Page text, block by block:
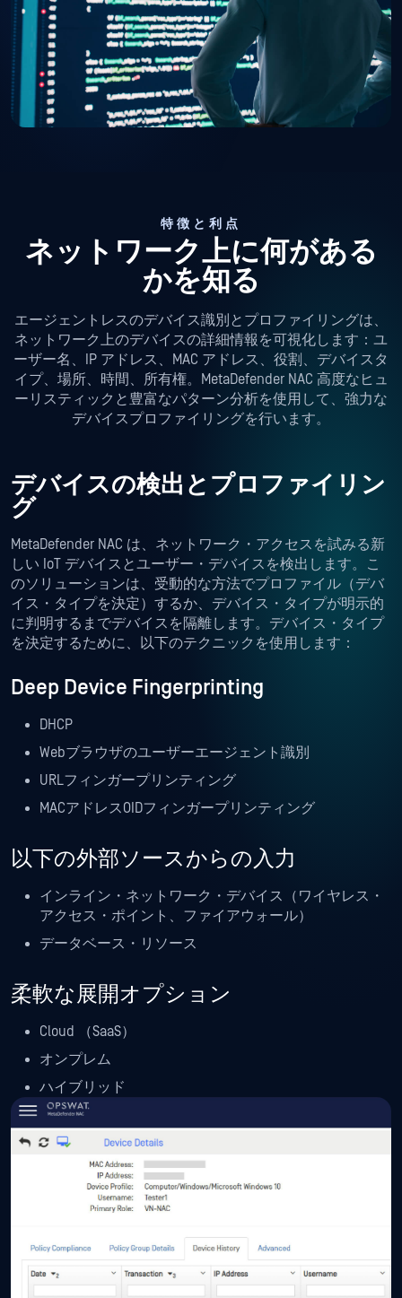
特徴と利点
ネットワーク上に何がある
かを知る
エージェントレスのデバイス識別とプロファイリングは、
ネットワーク上のデバイスの詳細情報を可視化します：ユ
ーザー名、IP アドレス、MAC アドレス、役割、デバイスタ
イプ、場所、時間、所有権。MetaDefender NAC 高度なヒュ
ーリスティックと豊富なパターン分析を使用して、強力な
デバイスプロファイリングを行います。
デバイスの検出とプロファイリン
グ
MetaDefender NAC は、ネットワーク・アクセスを試みる新
しい IoT デバイスとユーザー・デバイスを検出します。こ
のソリューションは、受動的な方法でプロファイル（デバ
イス・タイプを決定）するか、デバイス・タイプが明示的
に判明するまでデバイスを隔離します。デバイス・タイプ
を決定するために、以下のテクニックを使用します：
Deep Device Fingerprinting
DHCP
Webブラウザのユーザーエージェント識別
URLフィンガープリンティング
MACアドレスOIDフィンガープリンティング
以下の外部ソースからの入力
インライン・ネットワーク・デバイス（ワイヤレス・
アクセス・ポイント、ファイアウォール）
データベース・リソース
柔軟な展開オプション
Cloud （SaaS）
オンプレム
ハイブリッド